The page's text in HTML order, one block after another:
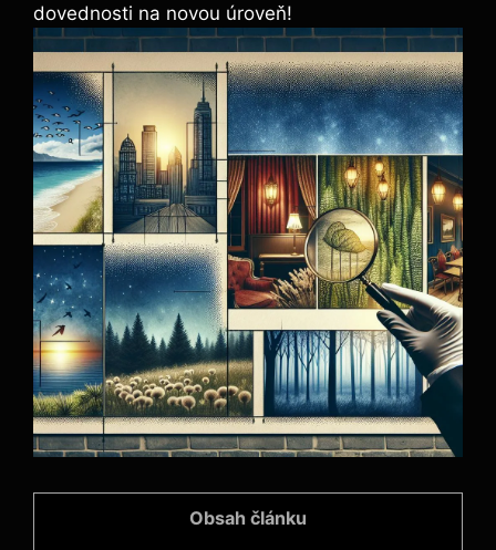
dovednosti na novou úroveň!
Obsah článku